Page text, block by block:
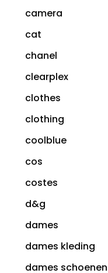
camera
cat
chanel
clearplex
clothes
clothing
coolblue
cos
costes
d&g
dames
dames kleding
dames schoenen